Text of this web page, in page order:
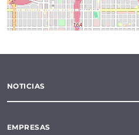
NOTICIAS
EMPRESAS